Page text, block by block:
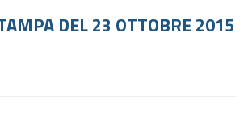
DEL 23 OTTOBRE 2015